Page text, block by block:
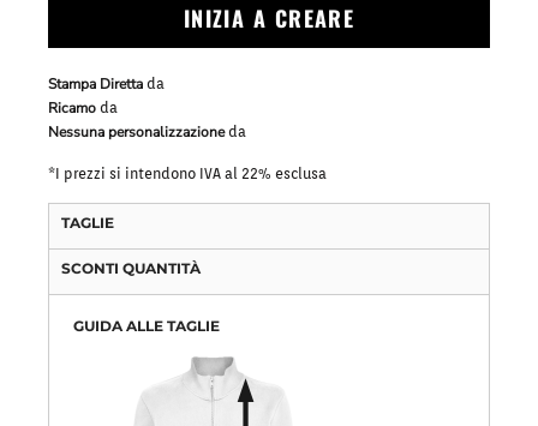
INIZIA A CREARE
Stampa Diretta da
Ricamo da
Nessuna personalizzazioneda
*I prezzi si intendono IVA al 22% esclusa
TAGLIE
SCONTI QUANTITÀ
GUIDA ALLE TAGLIE